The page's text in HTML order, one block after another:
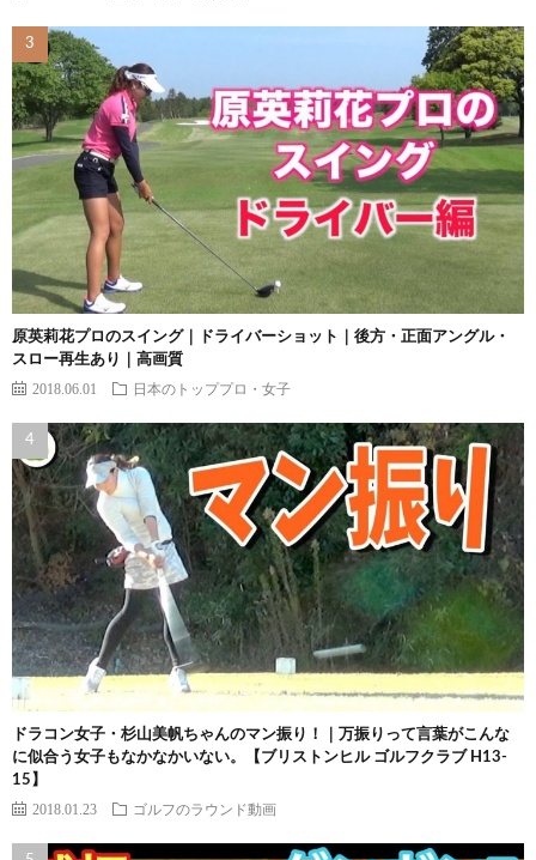
原英莉花プロのスイング｜ドライバーショット｜後方・正面アングル・
スロー再生あり｜高画質
2018.06.01 日本のトッププロ・女子
ドラコン女子・杉山美帆ちゃんのマン振り！｜万振りって言葉がこんな
に似合う女子もなかなかいない。【ブリストンヒル ゴルフクラブ H13-
15】
2018.01.23 ゴルフのラウンド動画